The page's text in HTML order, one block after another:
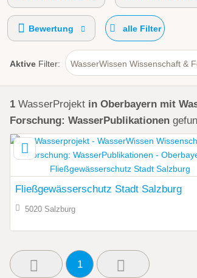
Bewertung alle Filter
Aktive Filter: WasserWissen Wissenschaft &
1 WasserProjekt in Oberbayern mit
Forschung: WasserPublikationen
Fließgewässerschutz Stadt Salzburg
5020 Salzburg
1